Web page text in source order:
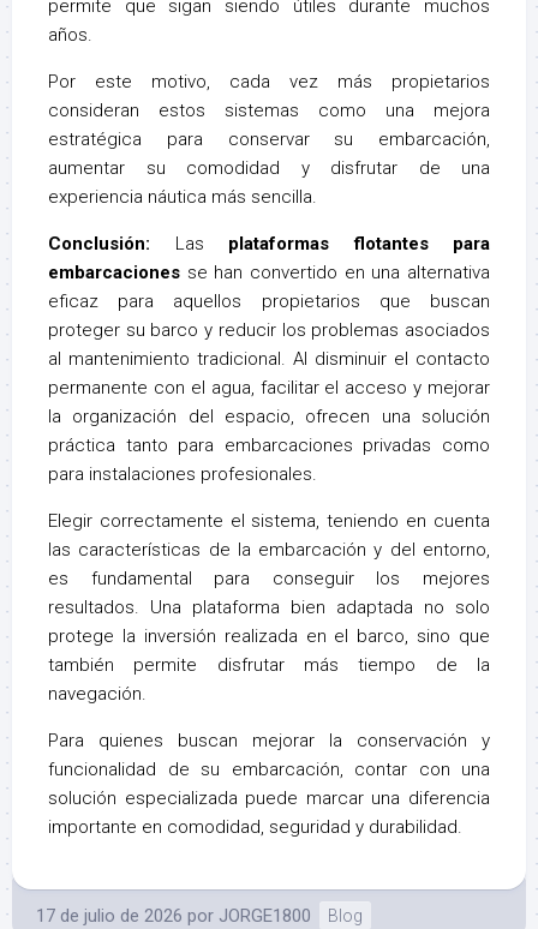
permite que sigan siendo útiles durante muchos
años.
Por este motivo, cada vez más propietarios
consideran estos sistemas como una mejora
estratégica para conservar su embarcación,
aumentar su comodidad y disfrutar de una
experiencia náutica más sencilla.
Conclusión: Las plataformas flotantes para
embarcaciones se han convertido en una alternativa
eficaz para aquellos propietarios que buscan
proteger su barco y reducir los problemas asociados
al mantenimiento tradicional. Al disminuir el contacto
permanente con el agua, facilitar el acceso y mejorar
la organización del espacio, ofrecen una solución
práctica tanto para embarcaciones privadas como
para instalaciones profesionales.
Elegir correctamente el sistema, teniendo en cuenta
las características de la embarcación y del entorno,
es fundamental para conseguir los mejores
resultados. Una plataforma bien adaptada no solo
protege la inversión realizada en el barco, sino que
también permite disfrutar más tiempo de la
navegación.
Para quienes buscan mejorar la conservación y
funcionalidad de su embarcación, contar con una
solución especializada puede marcar una diferencia
importante en comodidad, seguridad y durabilidad.
17 de julio de 2026 por JORGE1800 Blog